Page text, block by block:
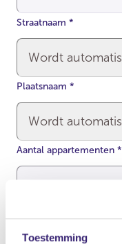
Toestemming
Straatnaam *
Plaatsnaam *
Aantal appartementen *
appartementen in je VvE.